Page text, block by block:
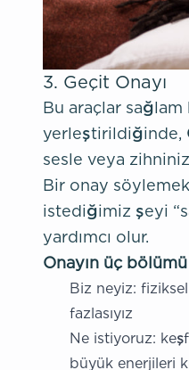
3. Geçit Onayı
Bu araçlar
yerleştirildiğinde,
sesle veya
Bir onay
istediğimiz şeyi
yardımcı olur.
Onayın üç bölümü
Biz neyiz:
fazlasıyız
Ne istiyoruz:
büyük enerjileri